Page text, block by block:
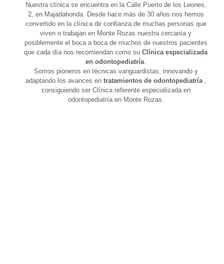
Nuestra clínica se encuentra en la Calle Puerto de los Leones,
2, en Majadahonda. Desde hace más de 30 años nos hemos
convertido en la clínica de confianza de muchas personas que
viven o trabajan en Monte Rozas nuestra cercanía y
posiblemente el boca a boca de muchos de nuestros pacientes
que cada día nos recomiendan como su Clínica especializada
en odontopediatría
Somos pioneros en técnicas vanguardistas, innovando y
adaptando los avances en tratamientos de odontopediatría
consiguiendo ser Clínica referente especializada en
odontopediatría en Monte Rozas.